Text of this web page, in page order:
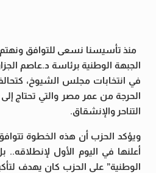
منذ تأسيسنا نسعى للتوافق ونهتم
الجبهة الوطنية برئاسة د.عاصم
في انتخابات مجلس الشيوخ،
الحرجة من عمر مصر والتي تحتاج
التناحر والإنشقاق.
ويؤكد الحزب أن هذه الخطوة
أعلنها في اليوم الأول
الوطنية” على الحزب كان يهدف